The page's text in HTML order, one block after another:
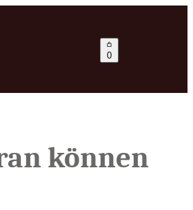
0
können